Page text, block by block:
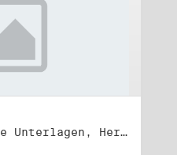
Titel: Verschiedene Unterlagen, Herbst 1989 bis Herbst 1990